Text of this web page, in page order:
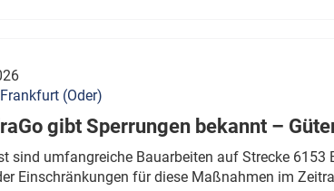
(Oder)
gibt Sperrungen bekannt –
sind umfangreiche Bauarbeiten auf Strecke
Einschränkungen für diese Maßnahmen im